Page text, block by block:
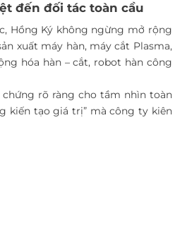
đến đối tác toàn cầu
Hồng Ký không ngừng mở rộng
xuất máy hàn, máy cắt Plasma,
hóa hàn – cắt, robot hàn công
chứng rõ ràng cho tầm nhìn toàn
kiến tạo giá trị” mà công ty kiên